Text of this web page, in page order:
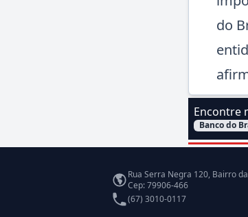
do
Encontre
Filtrar
Banco do
Endereço
Rua Serra Negra 120, Bairro
Cep: 79906-466
Telefone
(67) 3010-0117